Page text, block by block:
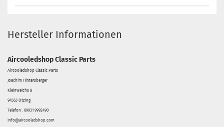
Hersteller Informationen
Aircooledshop Classic Parts
Aircooledshop Classic Parts
Joachim Hintersberger
Kleinweichs 8
94563 Otzing
Telefon : 09931 9992490
info@aircooledshop.com